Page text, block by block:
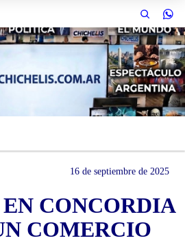
16 de septiembre de 2025
CONCORDIA
COMERCIO